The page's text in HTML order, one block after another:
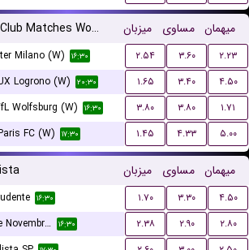
Matches Women میزبان مساوی میهمان
Milano (W) ۱۶:۳۰ ۲.۵۴ ۳.۶۰
۲.۲۳
Logrono (W) ۲۰:۳۰ ۱.۶۵ ۳.۴۰
۴.۵۰
Wolfsburg (W) ۱۶:۳۰ ۳.۸۰ ۳.۸۰
۱.۷۱
FC (W) ۱۷:۳۰ ۱.۴۵ ۴.۳۳ ۵.۰۰
میزبان مساوی میهمان
۱۶:۳۰ ۱.۷۰ ۳.۳۰
۴.۵۰
EC XV de Novembro (Piracicaba) ۱۶:۳۰ ۲.۳۸ ۲.۹۰
۲.۸۰